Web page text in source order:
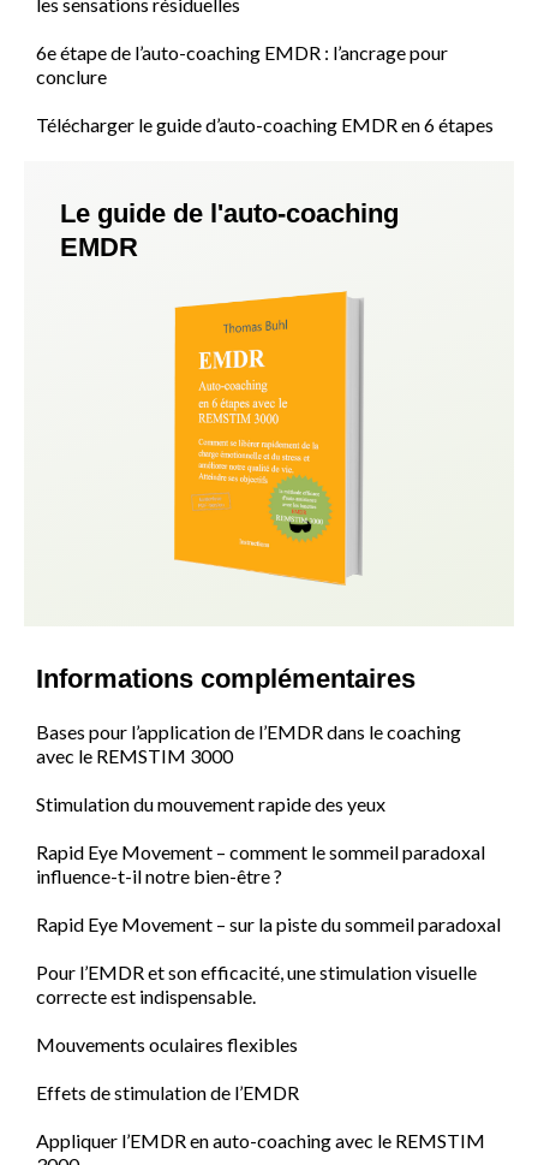
les sensations résiduelles
6e étape de l’auto-coaching EMDR : l’ancrage pour
conclure
Télécharger le guide d’auto-coaching EMDR en 6 étapes
Le guide de l'auto-coaching
EMDR
Informations complémentaires
Bases pour l’application de l’EMDR dans le coaching
avec le REMSTIM 3000
Stimulation du mouvement rapide des yeux
Rapid Eye Movement – comment le sommeil paradoxal
influence-t-il notre bien-être ?
Rapid Eye Movement – sur la piste du sommeil paradoxal
Pour l’EMDR et son efficacité, une stimulation visuelle
correcte est indispensable.
Mouvements oculaires flexibles
Effets de stimulation de l’EMDR
Appliquer l’EMDR en auto-coaching avec le REMSTIM